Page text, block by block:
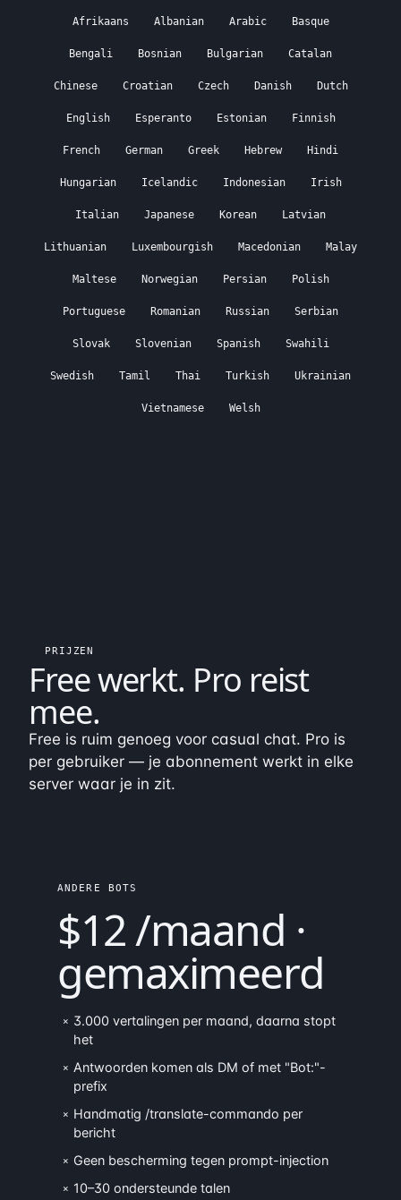
Afrikaans Albanian Arabic Basque
Bengali Bosnian Bulgarian Catalan
Chinese Croatian Czech Danish Dutch
English Esperanto Estonian Finnish
French German Greek Hebrew Hindi
Hungarian Icelandic Indonesian Irish
Italian Japanese Korean Latvian
Lithuanian Luxembourgish Macedonian Malay
Maltese Norwegian Persian Polish
Portuguese Romanian Russian Serbian
Slovak Slovenian Spanish Swahili
Swedish Tamil Thai Turkish Ukrainian
Vietnamese Welsh
PRIJZEN
Free werkt. Pro reist
mee.
Free is ruim genoeg voor casual chat. Pro is
per gebruiker — je abonnement werkt in elke
server waar je in zit.
ANDERE BOTS
$12 /maand ·
gemaximeerd
× 3.000 vertalingen per maand, daarna stopt
het
× Antwoorden komen als DM of met "Bot:"-
prefix
× Handmatig /translate-commando per
bericht
× Geen bescherming tegen prompt-injection
× 10–30 ondersteunde talen